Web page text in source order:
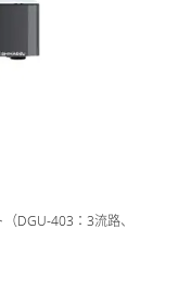
DGU-403：3流路、